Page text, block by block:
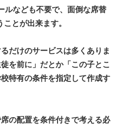
ルなども不要で、面倒な席替
とが出来ます。
だけのサービスは多くありま
を前に」だとか「この子とこ
特有の条件を指定して作成す
の配置を条件付きで考える必